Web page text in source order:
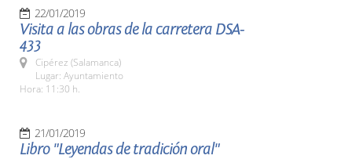
22/01/2019
Visita a las obras de la carretera DSA-
433
Cipérez (Salamanca)
Lugar: Ayuntamiento
Hora: 11:30 h.
21/01/2019
Libro "Leyendas de tradición oral"